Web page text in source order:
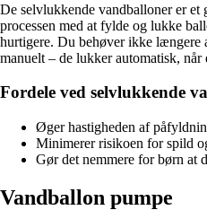
De selvlukkende vandballoner er et
processen med at fylde og lukke
hurtigere. Du behøver ikke længere
manuelt – de lukker automatisk,
Fordele ved selvlukkende
Øger hastigheden af
Minimerer risikoen for spild
Gør det nemmere for børn at
Vandballon pumpe